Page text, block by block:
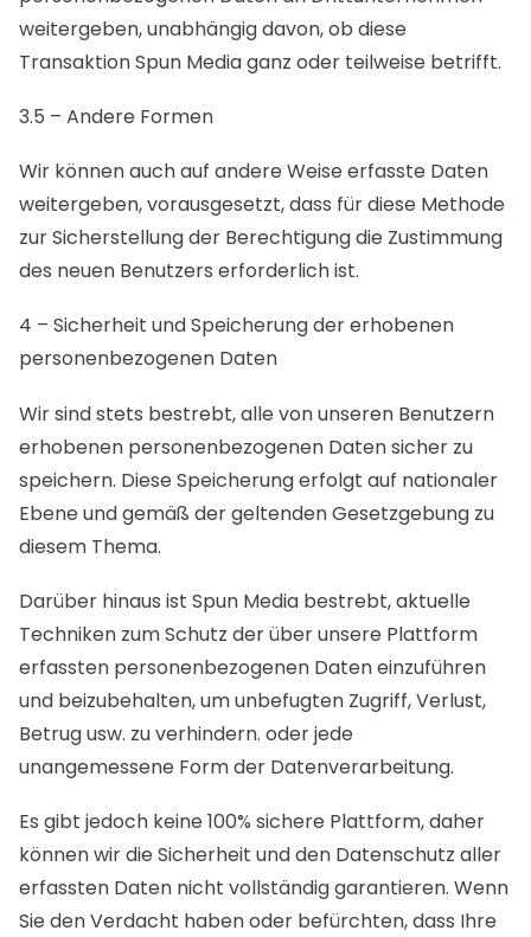
weitergeben, unabhängig davon, ob diese
Transaktion Spun Media ganz oder teilweise betrifft.
3.5 – Andere Formen
Wir können auch auf andere Weise erfasste Daten
weitergeben, vorausgesetzt, dass für diese Methode
zur Sicherstellung der Berechtigung die Zustimmung
des neuen Benutzers erforderlich ist.
4 – Sicherheit und Speicherung der erhobenen
personenbezogenen Daten
Wir sind stets bestrebt, alle von unseren Benutzern
erhobenen personenbezogenen Daten sicher zu
speichern. Diese Speicherung erfolgt auf nationaler
Ebene und gemäß der geltenden Gesetzgebung zu
diesem Thema.
Darüber hinaus ist Spun Media bestrebt, aktuelle
Techniken zum Schutz der über unsere Plattform
erfassten personenbezogenen Daten einzuführen
und beizubehalten, um unbefugten Zugriff, Verlust,
Betrug usw. zu verhindern. oder jede
unangemessene Form der Datenverarbeitung.
Es gibt jedoch keine 100% sichere Plattform, daher
können wir die Sicherheit und den Datenschutz aller
erfassten Daten nicht vollständig garantieren. Wenn
Sie den Verdacht haben oder befürchten, dass Ihre